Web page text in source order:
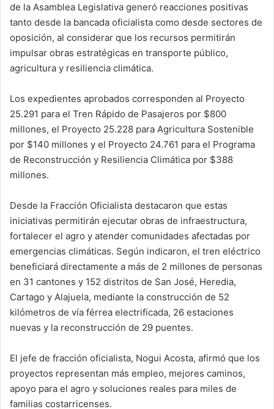
de la Asamblea Legislativa generó reacciones positivas
tanto desde la bancada oficialista como desde sectores de
oposición, al considerar que los recursos permitirán
impulsar obras estratégicas en transporte público,
agricultura y resiliencia climática.
Los expedientes aprobados corresponden al Proyecto
25.291 para el Tren Rápido de Pasajeros por $800
millones, el Proyecto 25.228 para Agricultura Sostenible
por $140 millones y el Proyecto 24.761 para el Programa
de Reconstrucción y Resiliencia Climática por $388
millones.
Desde la Fracción Oficialista destacaron que estas
iniciativas permitirán ejecutar obras de infraestructura,
fortalecer el agro y atender comunidades afectadas por
emergencias climáticas. Según indicaron, el tren eléctrico
beneficiará directamente a más de 2 millones de personas
en 31 cantones y 152 distritos de San José, Heredia,
Cartago y Alajuela, mediante la construcción de 52
kilómetros de vía férrea electrificada, 26 estaciones
nuevas y la reconstrucción de 29 puentes.
El jefe de fracción oficialista, Nogui Acosta, afirmó que los
proyectos representan más empleo, mejores caminos,
apoyo para el agro y soluciones reales para miles de
familias costarricenses.